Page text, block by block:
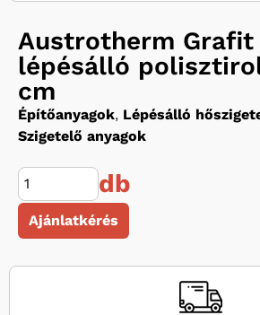
Austrotherm Grafit
lépésálló
cm
Építőanyagok, Lépésálló
Szigetelő anyagok
db
Ajánlatkérés